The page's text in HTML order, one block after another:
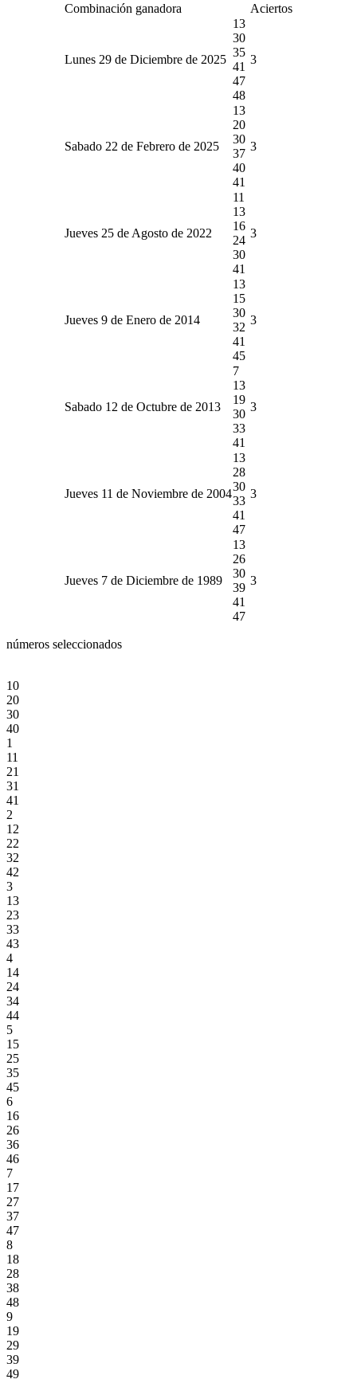
Combinación ganadora Aciertos
Lunes 29 de Diciembre de 2025
13
30
35
41
47
48
3
Sabado 22 de Febrero de 2025
13
20
30
37
40
41
3
Jueves 25 de Agosto de 2022
11
13
16
24
30
41
3
Jueves 9 de Enero de 2014
13
15
30
32
41
45
3
Sabado 12 de Octubre de 2013
7
13
19
30
33
41
3
Jueves 11 de Noviembre de 2004
13
28
30
33
41
47
3
Jueves 7 de Diciembre de 1989
13
26
30
39
41
47
3
números seleccionados
10
20
30
40
1
11
21
31
41
2
12
22
32
42
3
13
23
33
43
4
14
24
34
44
5
15
25
35
45
6
16
26
36
46
7
17
27
37
47
8
18
28
38
48
9
19
29
39
49